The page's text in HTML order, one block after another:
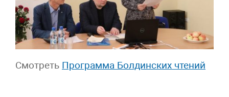
Смотреть Программа Болдинских чтений